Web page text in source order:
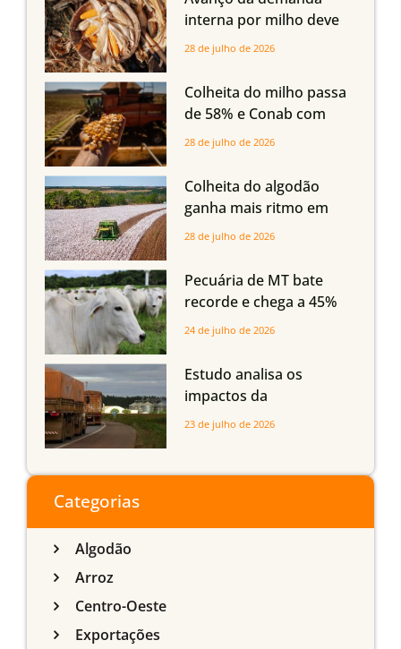
interna por milho deve
compensar aumento da
em Mato Grosso, aponta
Imea
28 de julho de 2026
Colheita do milho passa
de 58% e Conab com
boas produtividades em
quedas em Tocantins,
Maranhão e Piauí
28 de julho de 2026
Colheita do algodão
ganha mais ritmo em
Mato Grosso, Mato
Maranhão
28 de julho de 2026
Pecuária de MT bate
recorde e chega a 45%
dos bovinos abatidos
24 de julho de 2026
Estudo analisa os
impactos da
infraestrutura logística
do Sul
23 de julho de 2026
Categorias
Algodão
Arroz
Centro-Oeste
Exportações